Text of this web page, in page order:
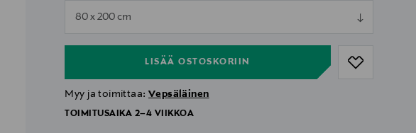
80 x 200 cm
LISÄÄ OSTOSKORIIN
null
Myy ja toimittaa: Vepsäläinen
TOIMITUSAIKA 2–4 VIIKKOA